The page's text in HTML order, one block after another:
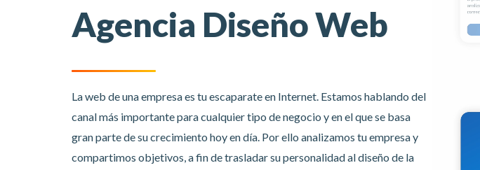
Agencia Diseño Web
La web de una empresa es tu escaparate en Internet. Estamos hablando del
canal más importante para cualquier tipo de negocio y en el que se basa
gran parte de su crecimiento hoy en día. Por ello analizamos tu empresa y
compartimos objetivos, a fin de trasladar su personalidad al diseño de la